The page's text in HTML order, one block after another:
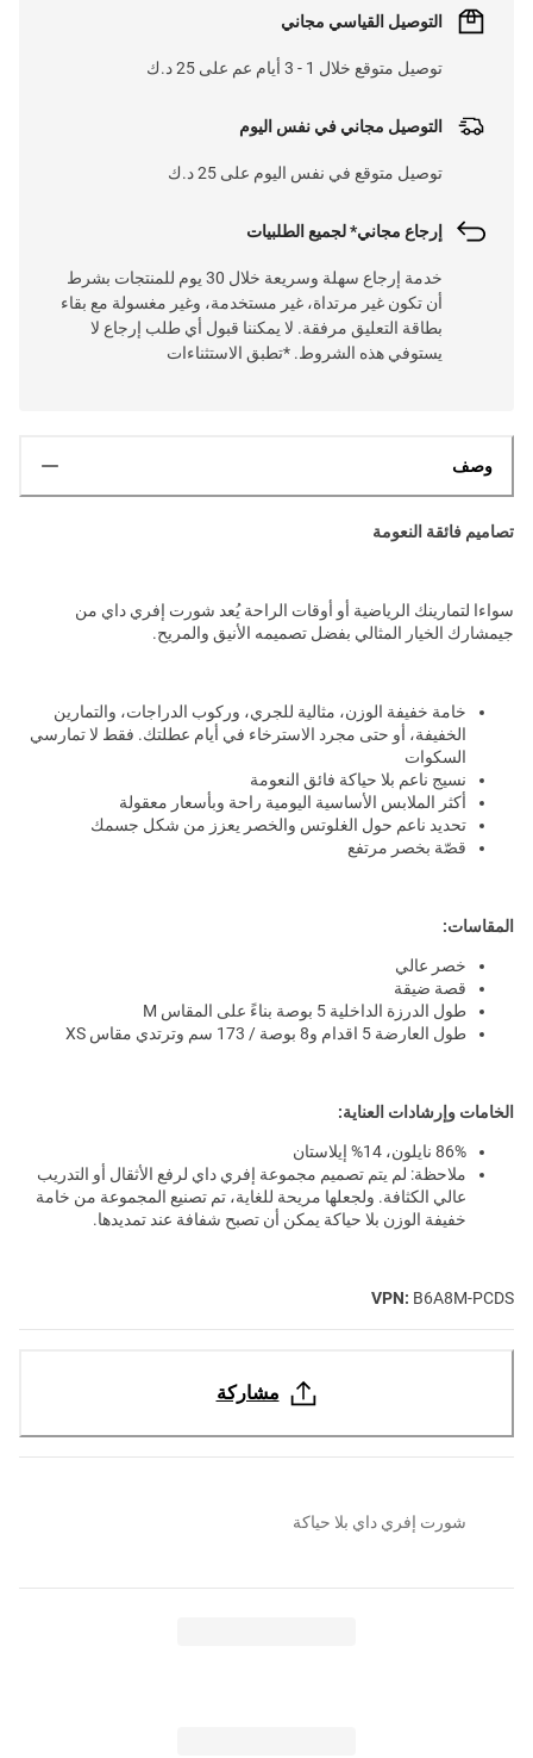
التوصيل القياسي مجاني
توصيل متوقع خلال 1 - 3 أيام عم على 25 د.ك
التوصيل مجاني في نفس اليوم
توصيل متوقع في نفس اليوم على 25 د.ك
إرجاع مجاني* لجميع الطلبيات
خدمة إرجاع سهلة وسريعة خلال 30 يوم للمنتجات بشرط
أن تكون غير مرتداة، غير مستخدمة، وغير مغسولة مع بقاء
بطاقة التعليق مرفقة. لا يمكننا قبول أي طلب إرجاع لا
يستوفي هذه الشروط. *تطبق الاستثناءات
وصف
تصاميم فائقة النعومة
سواءا لتمارينك الرياضية أو أوقات الراحة يُعد شورت إفري داي من
جيمشارك الخيار المثالي بفضل تصميمه الأنيق والمريح.
خامة خفيفة الوزن، مثالية للجري، وركوب الدراجات، والتمارين
الخفيفة، أو حتى مجرد الاسترخاء في أيام عطلتك. فقط لا تمارسي
السكوات
نسيج ناعم بلا حياكة فائق النعومة
أكثر الملابس الأساسية اليومية راحة وبأسعار معقولة
تحديد ناعم حول الغلوتس والخصر يعزز من شكل جسمك
قصّة بخصر مرتفع
المقاسات:
خصر عالي
قصة ضيقة
طول الدرزة الداخلية 5 بوصة بناءً على المقاس M
طول العارضة 5 اقدام و8 بوصة / 173 سم وترتدي مقاس XS
الخامات وإرشادات العناية:
86% نايلون، 14% إيلاستان
ملاحظة: لم يتم تصميم مجموعة إفري داي لرفع الأثقال أو التدريب
عالي الكثافة. ولجعلها مريحة للغاية، تم تصنيع المجموعة من خامة
خفيفة الوزن بلا حياكة يمكن أن تصبح شفافة عند تمديدها.
VPN: B6A8M-PCDS
مشاركة
شورت إفري داي بلا حياكة